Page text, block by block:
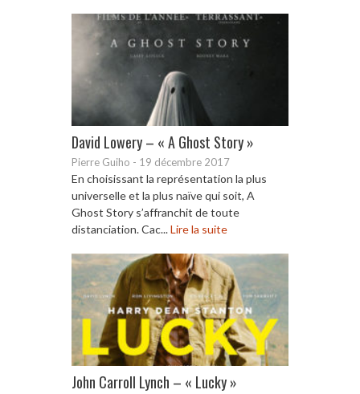
David Lowery – « A Ghost Story »
Pierre Guiho - 19 décembre 2017
En choisissant la représentation la plus
universelle et la plus naïve qui soit, A
Ghost Story s’affranchit de toute
distanciation. Cac...Lire la suite
John Carroll Lynch – « Lucky »